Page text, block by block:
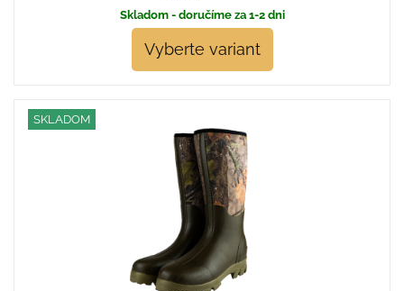
Skladom - doručíme za 1-2 dni
Vyberte variant
SKLADOM